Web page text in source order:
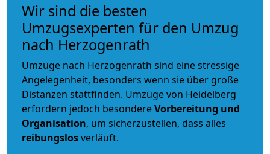
Wir sind die besten
Umzugsexperten für den Umzug
nach Herzogenrath
Umzüge nach Herzogenrath sind eine stressige
Angelegenheit, besonders wenn sie über große
Distanzen stattfinden. Umzüge von Heidelberg
erfordern jedoch besondereVorbereitung und
Organisation, um sicherzustellen, dass alles
reibungslosverläuft.